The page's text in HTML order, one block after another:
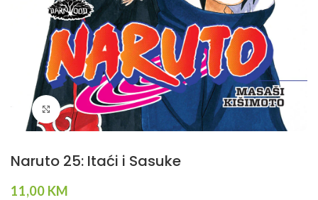
Klikni da povečaš
Naruto 25: Itaći i Sasuke
11,00 KM